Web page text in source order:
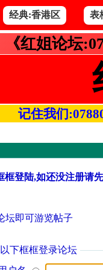
经典:香港区 表
《红姐论坛
记住我们
登陆,如还没注册请
坛即可游览帖子
下框框登录论坛